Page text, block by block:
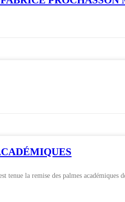
tenue la remise des palmes